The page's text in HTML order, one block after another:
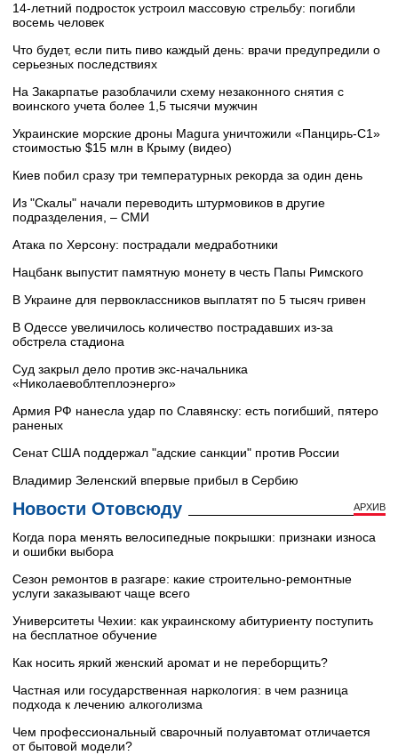
14-летний подросток устроил массовую стрельбу: погибли
восемь человек
Что будет, если пить пиво каждый день: врачи предупредили о
серьезных последствиях
На Закарпатье разоблачили схему незаконного снятия с
воинского учета более 1,5 тысячи мужчин
Украинские морские дроны Magura уничтожили «Панцирь-С1»
стоимостью $15 млн в Крыму (видео)
Киев побил сразу три температурных рекорда за один день
Из "Скалы" начали переводить штурмовиков в другие
подразделения, – СМИ
Атака по Херсону: пострадали медработники
Нацбанк выпустит памятную монету в честь Папы Римского
В Украине для первоклассников выплатят по 5 тысяч гривен
В Одессе увеличилось количество пострадавших из-за
обстрела стадиона
Суд закрыл дело против экс-начальника
«Николаевоблтеплоэнерго»
Армия РФ нанесла удар по Славянску: есть погибший, пятеро
раненых
Сенат США поддержал "адские санкции" против России
Владимир Зеленский впервые прибыл в Сербию
Новости Отовсюду АРХИВ
Когда пора менять велосипедные покрышки: признаки износа
и ошибки выбора
Сезон ремонтов в разгаре: какие строительно-ремонтные
услуги заказывают чаще всего
Университеты Чехии: как украинскому абитуриенту поступить
на бесплатное обучение
Как носить яркий женский аромат и не переборщить?
Частная или государственная наркология: в чем разница
подхода к лечению алкоголизма
Чем профессиональный сварочный полуавтомат отличается
от бытовой модели?